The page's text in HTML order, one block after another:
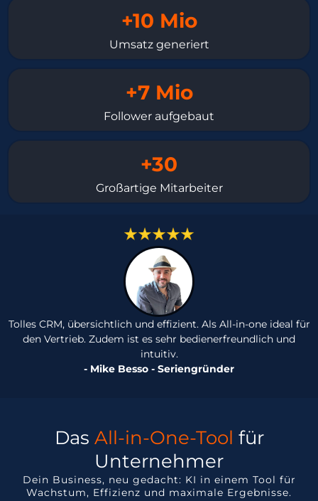
+10 Mio
Umsatz generiert
+7 Mio
Follower aufgebaut
+30
Großartige Mitarbeiter
Tolles CRM, übersichtlich und effizient. Als All-in-one ideal für
den Vertrieb. Zudem ist es sehr bedienerfreundlich und
intuitiv.
- Mike Besso - Seriengründer
Das All-in-One-Tool für
Unternehmer
Dein Business, neu gedacht: KI in einem Tool für
Wachstum, Effizienz und maximale Ergebnisse.